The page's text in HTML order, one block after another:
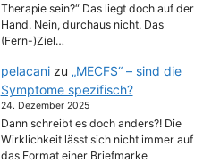
Therapie sein?“ Das liegt doch auf der
Hand. Nein, durchaus nicht. Das
(Fern-)Ziel…
pelacanizu „MECFS“ – sind die
Symptome spezifisch?
24. Dezember 2025
Dann schreibt es doch anders?! Die
Wirklichkeit lässt sich nicht immer auf
das Format einer Briefmarke